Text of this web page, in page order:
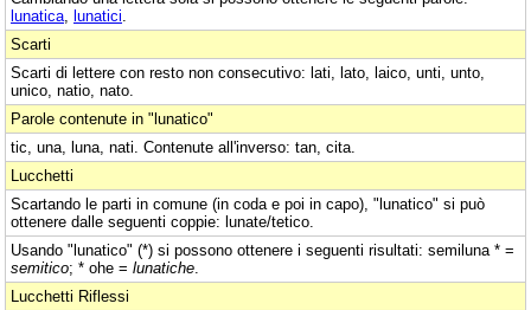
lunatica lunatici
Scarti
Scarti di lettere con resto non consecutivo: lati, lato, laico, unti, unto,
unico, natio, nato.
Parole contenute in "lunatico"
tic, una, luna, nati. Contenute all'inverso: tan, cita.
Lucchetti
Scartando le parti in comune (in coda e poi in capo), "lunatico" si può
ottenere dalle seguenti coppie: lunate/tetico.
Usando "lunatico" (*) si possono ottenere i seguenti risultati: semiluna * =
semitico; * ohe = lunatiche
Lucchetti Riflessi